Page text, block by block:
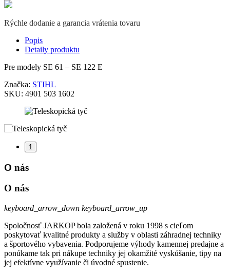
Rýchle dodanie a garancia vrátenia tovaru
Popis
Detaily produktu
Pre modely SE 61 – SE 122 E
Značka: STIHL
SKU: 4901 503 1602
1
O nás
O nás
keyboard_arrow_down keyboard_arrow_up
Spoločnosť JARKOP bola založená v roku 1998 s cieľom
poskytovať kvalitné produkty a služby v oblasti záhradnej techniky
a športového vybavenia. Podporujeme výhody kamennej predajne a
ponúkame tak pri nákupe techniky jej okamžité vyskúšanie, tipy na
jej efektívne využívanie či úvodné spustenie.